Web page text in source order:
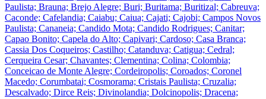
Paulista; Brauna; Brejo Alegre; Buri; Buritama; Buritizal; Cabreuva;
Caconde; Cafelandia; Caiabu; Caiua; Cajati; Cajobi; Campos Novos
Paulista; Cananeia; Candido Mota; Candido Rodrigues; Canitar;
Capao Bonito; Capela do Alto; Capivari; Cardoso; Casa Branca;
Cassia Dos Coqueiros; Castilho; Catanduva; Catigua; Cedral;
Cerqueira Cesar; Chavantes; Clementina; Colina; Colombia;
Conceicao de Monte Alegre; Cordeiropolis; Coroados; Coronel
Macedo; Corumbatai; Cosmorama; Cristais Paulista; Cruzalia;
Descalvado; Dirce Reis; Divinolandia; Dolcinopolis; Dracena;